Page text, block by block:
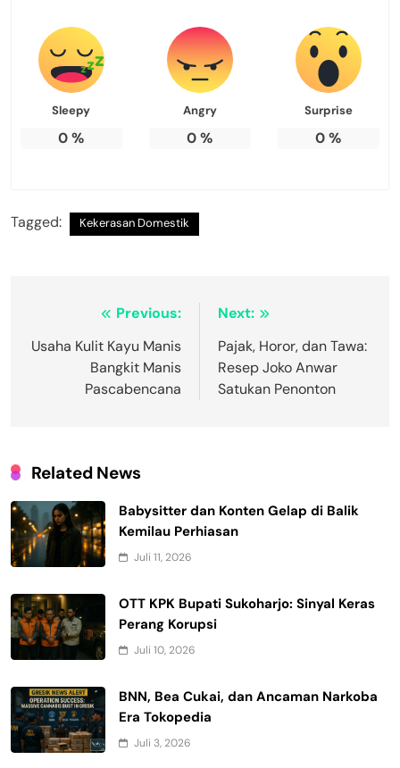
Sleepy
0%
Angry
0%
Surprise
0%
Tagged: Kekerasan Domestik
Navigasi
pos
Previous:
Usaha Kulit Kayu Manis
Bangkit Manis
Pascabencana
Next:
Pajak, Horor, dan Tawa:
Resep Joko Anwar
Satukan Penonton
Related News
Babysitter dan Konten Gelap di Balik
Kemilau Perhiasan
Juli 11, 2026
OTT KPK Bupati Sukoharjo: Sinyal Keras
Perang Korupsi
Juli 10, 2026
BNN, Bea Cukai, dan Ancaman Narkoba
Era Tokopedia
Juli 3, 2026